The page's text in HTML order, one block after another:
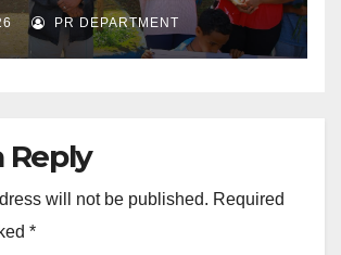
PR DEPARTMENT
Reply
will not be published. Required
*